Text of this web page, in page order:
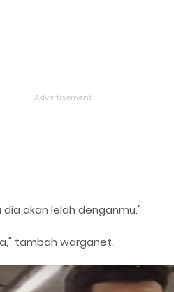
akan lelah denganmu."
tambah warganet.